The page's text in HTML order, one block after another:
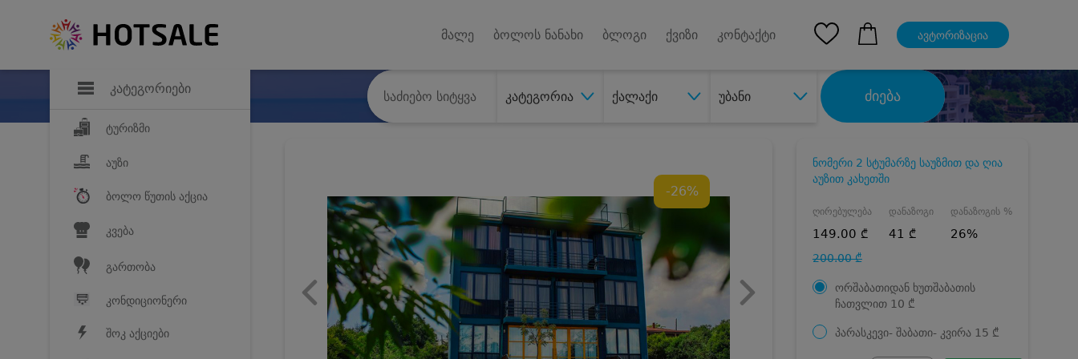
კატეგორიები
ტურიზმი
აუზი
ბოლო წუთის აქცია
კვება
გართობა
კონდიციონერი
შოკ აქციები
მალე ბოლოს ნანახი ბლოგი ქვიზი კონტაქტი ავტორიზაცია
კატეგორია ქალაქი უბანი ძიება
-26%
ნომერი 2 სტუმარზე საუზმით და ღია
აუზით კახეთში
ღირებულება
149.00 ₾
200.00 ₾
დანაზოგი
41 ₾
დანაზოგის %
26%
ორშაბათიდან ხუთშაბათის
ჩათვლით 10 ₾
პარასკევი- შაბათი- კვირა 15 ₾